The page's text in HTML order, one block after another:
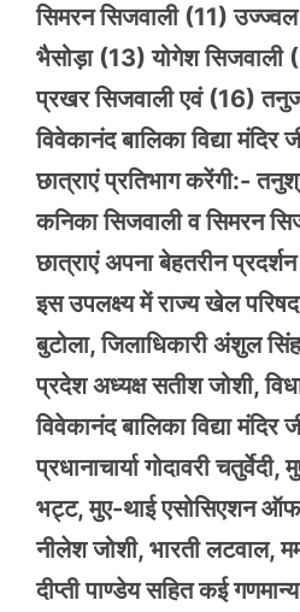
सिमरन सिजवाली (11) उज्ज्वल
भैसोड़ा (13) योगेश सिजवाली
प्रखर सिजवाली एवं (16) तनुज
विवेकानंद बालिका विद्या मंदिर
छात्राएं प्रतिभाग करेंगी:-
कनिका सिजवाली व सिमरन
छात्राएं अपना बेहतरीन
इस उपलक्ष्य में राज्य खेल
बुटोला, जिलाधिकारी अंशुल
प्रदेश अध्यक्ष सतीश जोशी,
विवेकानंद बालिका विद्या मंदिर
प्रधानाचार्या गोदावरी
भट्ट, मुए-थाई एसोसिएशन
नीलेश जोशी, भारती लटवाल,
दीप्ती पाण्डेय सहित कई